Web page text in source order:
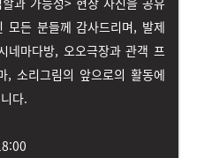
모든 분들께 감사드리며, 발제
네마다방, 오오극장과 관객 프
, 소리그림의 앞으로의 활동에
다.